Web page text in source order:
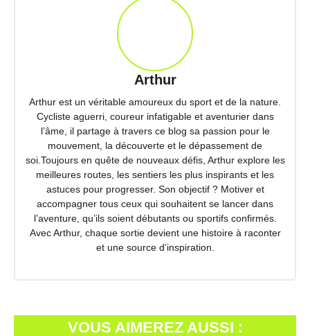
Arthur
Arthur est un véritable amoureux du sport et de la nature.
Cycliste aguerri, coureur infatigable et aventurier dans
l’âme, il partage à travers ce blog sa passion pour le
mouvement, la découverte et le dépassement de
soi.Toujours en quête de nouveaux défis, Arthur explore les
meilleures routes, les sentiers les plus inspirants et les
astuces pour progresser. Son objectif ? Motiver et
accompagner tous ceux qui souhaitent se lancer dans
l’aventure, qu’ils soient débutants ou sportifs confirmés.
Avec Arthur, chaque sortie devient une histoire à raconter
et une source d’inspiration.
VOUS AIMEREZ AUSSI :